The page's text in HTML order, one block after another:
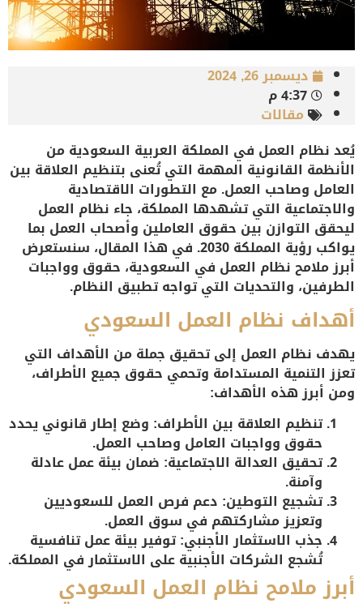
ديسمبر 26, 2024
4:37 م
مقالات
يُعد نظام العمل في المملكة العربية السعودية من
الأنظمة القانونية المهمة التي تُعنى بتنظيم العلاقة بين
العامل وصاحب العمل. مع التطورات الاقتصادية
والاجتماعية التي تشهدها المملكة، جاء نظام العمل
ليحقق التوازن بين حقوق العاملين وأصحاب العمل بما
يواكب رؤية المملكة 2030. في هذا المقال، سنستعرض
أبرز ملامح نظام العمل في السعودية، حقوق وواجبات
الطرفين، والتحديات التي تواجه تطبيق النظام.
أهداف نظام العمل السعودي
يهدف نظام العمل إلى تحقيق جملة من الأهداف التي
تعزز التنمية المستدامة وتحمي حقوق جميع الأطراف،
ومن أبرز هذه الأهداف:
تنظيم العلاقة بين الأطراف: وضع إطار قانوني يحدد
حقوق وواجبات العامل وصاحب العمل.
تحقيق العدالة الاجتماعية: ضمان بيئة عمل عادلة
وآمنة.
تشجيع التوطين: دعم فرص العمل للسعوديين
وتعزيز مشاركتهم في سوق العمل.
جذب الاستثمار الأجنبي:توفير بيئة عمل تنافسية
تُشجع الشركات الأجنبية على الاستثمار في المملكة.
أبرز ملامح نظام العمل السعودي